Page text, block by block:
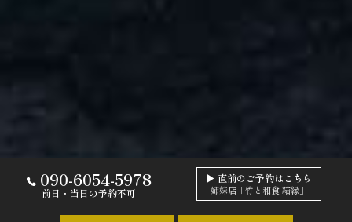
090-6054-5978
前日・当日の予約不可
▶ 直前のご予約はこちら
姉妹店「竹と和食 結縁」